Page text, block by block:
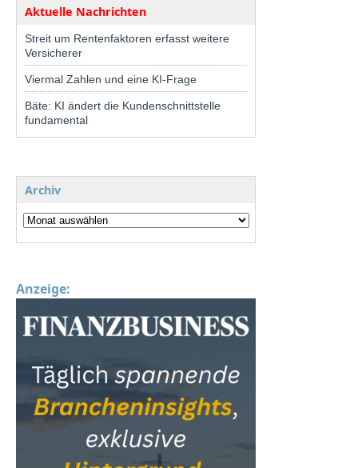
Aktuelle Nachrichten
Streit um Rentenfaktoren erfasst weitere
Versicherer
Viermal Zahlen und eine KI-Frage
Bäte: KI ändert die Kundenschnittstelle
fundamental
Archiv
Anzeige: